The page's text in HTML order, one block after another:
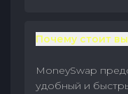
Почему стоит
MoneySwap
удобный и